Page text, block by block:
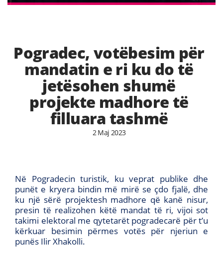
Pogradec, votëbesim për
mandatin e ri ku do të
jetësohen shumë
projekte madhore të
filluara tashmë
2 Maj 2023
Në Pogradecin turistik, ku veprat publike dhe
punët e kryera bindin më mirë se çdo fjalë, dhe
ku një sërë projektesh madhore që kanë nisur,
presin të realizohen këtë mandat të ri, vijoi sot
takimi elektoral me qytetarët pogradecarë për t’u
kërkuar besimin përmes votës për njeriun e
punës Ilir Xhakolli.